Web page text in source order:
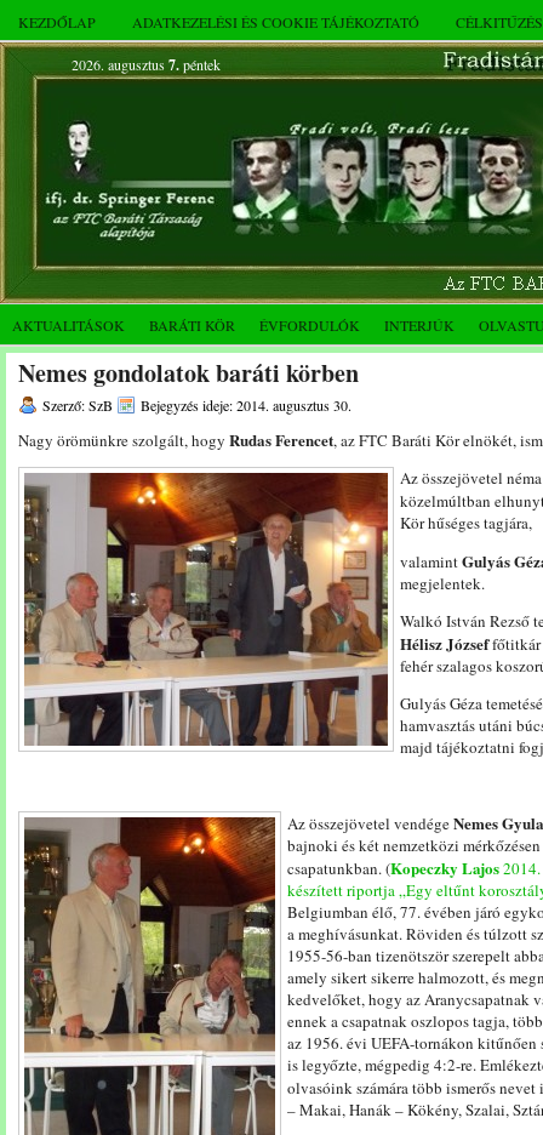
KEZDŐLAP ADATKEZELÉSI ÉS COOKIE TÁJÉKOZTATÓ
2026. augusztus 7.péntek
AKTUALITÁSOK BARÁTI KÖR ÉVFORDULÓK INTERJÚK
Nemes gondolatok baráti körben
Szerző: SzB Bejegyzés ideje: 2014. augusztus 30.
Nagy örömünkre szolgált, hogy Rudas Ferencet, az FTC Baráti Kör elnökét,
Az összejövetel
közelmúltban
Kör hűséges tagjára,
valamintGulyás
megjelentek.
Walkó István Rezső
Hélisz Józseffőtitkár
fehér szalagos
Gulyás Géza
hamvasztás utáni
majd tájékoztatni
Az összejövetel vendégeNemes Gyula
bajnoki és két nemzetközi
csapatunkban. (Kopeczky Lajos
készített riportja „Egy eltűnt
Belgiumban élő, 77. évében járó
a meghívásunkat. Röviden és túlzott
1955-56-ban tizenötször szerepelt
amely sikert sikerre halmozott, és
kedvelőket, hogy az Aranycsapatnak
ennek a csapatnak oszlopos tagja,
az 1956. évi UEFA-tornákon
is legyőzte, mégpedig 4:2-re.
olvasóink számára több ismerős
– Makai, Hanák – Kökény, Szalai,